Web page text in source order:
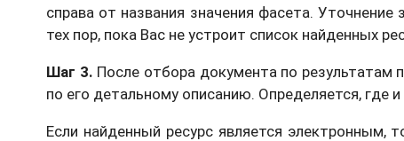
справа от названия значения фасета.
тех пор, пока Вас не устроит список найденных
Шаг 3. После отбора документа по результатам
по его детальному описанию. Определяется, где
Если найденный ресурс является электронным,